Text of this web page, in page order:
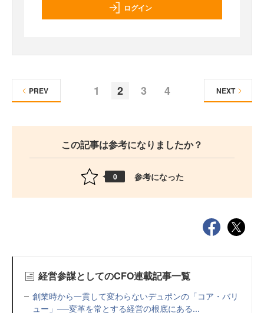
ログイン
1 2 3 4
PREV NEXT
この記事は参考になりましたか？
0 参考になった
経営参謀としてのCFO連載記事一覧
創業時から一貫して変わらないデュポンの「コア・バリ
ュー」──変革を常とする経営の根底にある...